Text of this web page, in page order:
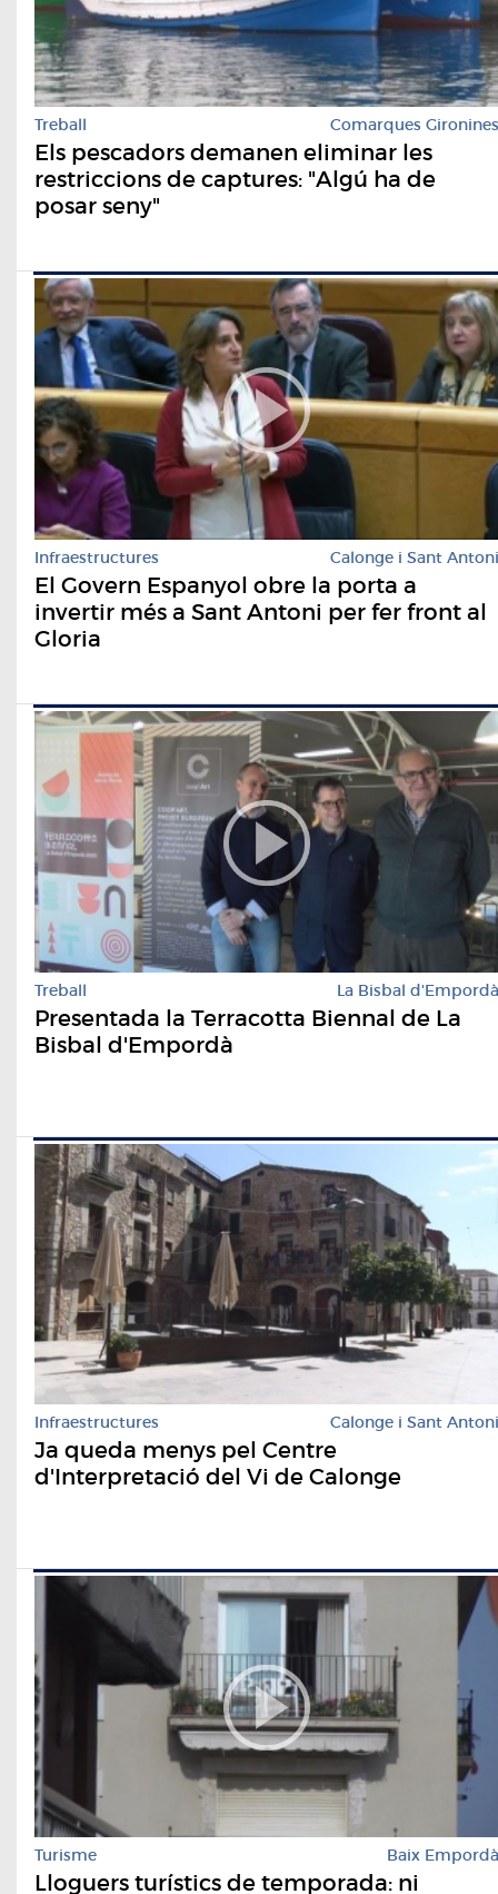
Treball Comarques Gironines
Els pescadors demanen eliminar les
restriccions de captures: "Algú ha de
posar seny"
Infraestructures Calonge i Sant Antoni
El Govern Espanyol obre la porta a
invertir més a Sant Antoni per fer front al
Gloria
Treball La Bisbal d'Empordà
Presentada la Terracotta Biennal de La
Bisbal d'Empordà
Infraestructures Calonge i Sant Antoni
Ja queda menys pel Centre
d'Interpretació del Vi de Calonge
Turisme Baix Empordà
Lloguers turístics de temporada: ni